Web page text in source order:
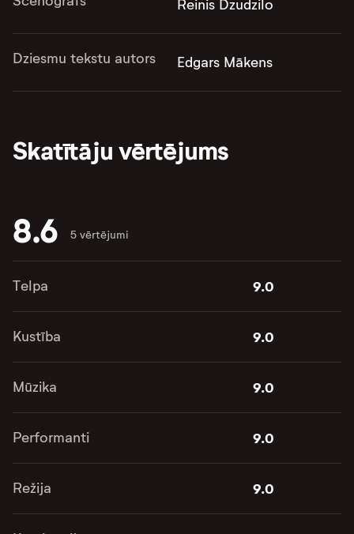
Reinis Dzudzilo
Dziesmu tekstu autors Edgars Mākens
Skatītāju vērtējums
8.6 5 vērtējumi
Telpa 9.0
Kustība 9.0
Mūzika 9.0
Performanti 9.0
Režija 9.0